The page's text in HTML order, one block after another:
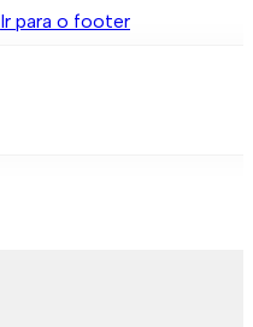
Ir para o footer